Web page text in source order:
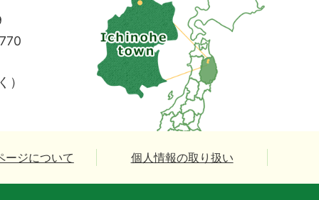
）
ージについて 個人情報の取り扱い